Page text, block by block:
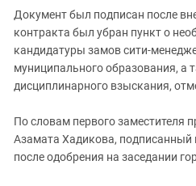
Документ был подписан после
контракта был убран пункт о
кандидатуры замов сити-
муниципального образования, а
дисциплинарного взыскания,
По словам первого заместителя
Азамата Хадикова, подписанный
после одобрения на заседании